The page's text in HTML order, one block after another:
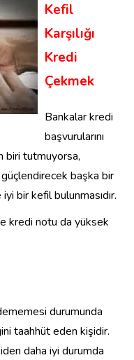
Kefil
Karşılığı
Kredi
Çekmek
Bankalar kredi
başvurularını
biri tutmuyorsa,
başka bir
bir kefil bulunmasıdır.
kredi notu da yüksek
durumunda
taahhüt eden kişidir.
daha iyi durumda